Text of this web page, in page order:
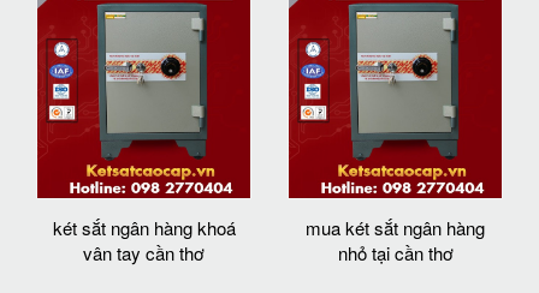
két sắt ngân hàng khoá
vân tay cần thơ
mua két sắt ngân hàng
nhỏ tại cần thơ